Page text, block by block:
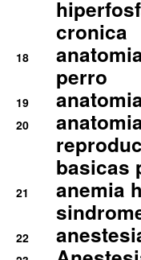
cronica
18
perro
19
20
basicas
21
anemia
22